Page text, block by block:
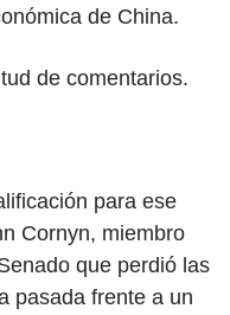
de China.
de comentarios.
para ese
Cornyn, miembro
que perdió las
pasada frente a un